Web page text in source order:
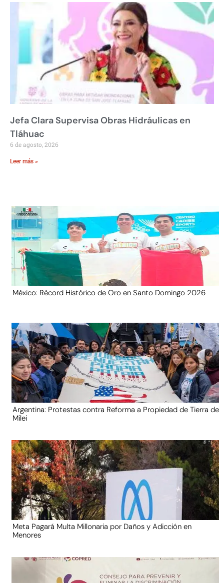
Jefa Clara Supervisa Obras Hidráulicas en
Tláhuac
6 de agosto, 2026
Leer más »
México: Récord Histórico de Oro en Santo Domingo 2026
Argentina: Protestas contra Reforma a Propiedad de Tierra de
Milei
Meta Pagará Multa Millonaria por Daños y Adicción en
Menores